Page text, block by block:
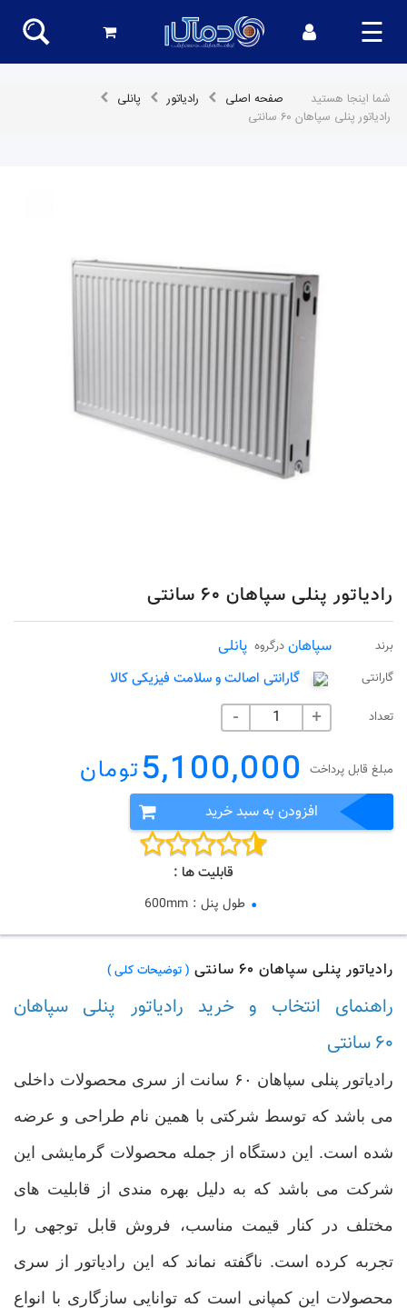
☰
شما اینجا هستید صفحه اصلی رادیاتور
پانلی
رادیاتور پنلی سپاهان ۶۰ سانتی
رادیاتور پنلی سپاهان ۶۰ سانتی
برند سپاهان درگروه پانلی
گارانتی گارانتی اصالت و سلامت فیزیکی کالا
تعداد - +
مبلغ قابل پرداخت 5,100,000تومان
افزودن به سبد خرید
قابلیت ها :
طول پنل :
600mm
رادیاتور پنلی سپاهان ۶۰ سانتی ( توضیحات کلی )
راهنمای انتخاب و خرید رادیاتور پنلی سپاهان
۶۰ سانتی
رادیاتور پنلی سپاهان ۶۰ سانت از سری محصولات داخلی
می باشد که توسط شرکتی با همین نام طراحی و عرضه
شده است. این دستگاه از جمله محصولات گرمایشی این
شرکت می باشد که به دلیل بهره مندی از قابلیت های
مختلف در کنار قیمت مناسب، فروش قابل توجهی را
تجربه کرده است. ناگفته نماند که این رادیاتور از سری
محصولات این کمپانی است که توانایی سازگاری با انواع